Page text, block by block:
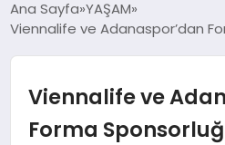
YAŞAM
TEKNOLOJİ
Ana Sayfa YAŞAM
Viennalife ve Adanaspor’dan
Viennalife ve
Forma